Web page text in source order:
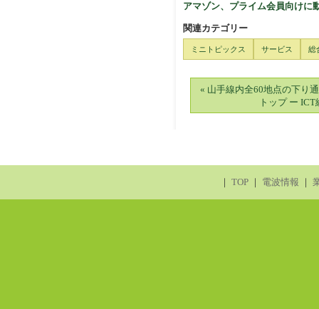
アマゾン、プライム会員向けに
関連カテゴリー
ミニトピックス サービス 総
« 山手線内全60地点の下り
トップ ー ICT
｜ TOP｜ 電波情報 ｜